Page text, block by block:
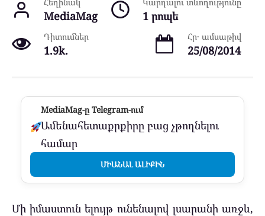
MediaMag 1 րոպե
Դիտումներ
1.9k.
Հր․ ամսաթիվ
25/08/2014
MediaMag-ը Telegram-ում
Ամենահետաքրքիրը բաց չթողնելու
համար
ՄԻԱՆԱԼ ԱԼԻՔԻՆ
Մի իմաստուն ելույթ ունենալով լսարանի առջև,